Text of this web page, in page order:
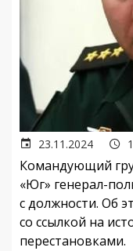
23.11.2024
Командующий
«Юг» генерал-
с должности. Об
со ссылкой на
перестановками.